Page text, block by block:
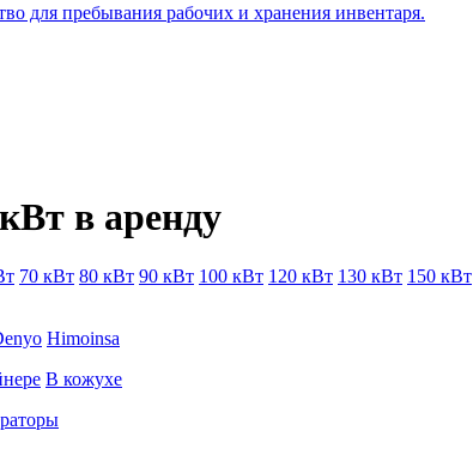
для пребывания рабочих и хранения инвентаря.
в аренду
70 кВт 80 кВт 90 кВт 100 кВт 120 кВт 130 кВт 150 кВт
Himoinsa
В кожухе